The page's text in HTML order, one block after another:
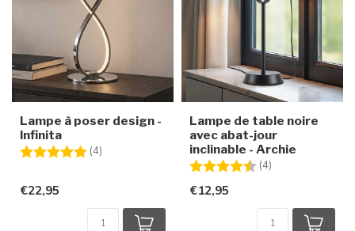
Lampe à poser design -
Infinita
Note:
(4)
€22,95
Lampe de table noire
avec abat-jour
inclinable - Archie
Note:
(4)
€12,95